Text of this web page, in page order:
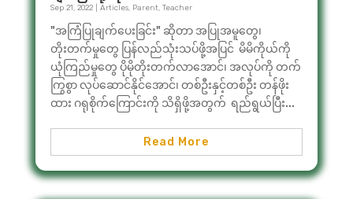
Sep 21, 2022| Articles, Parent, Teacher
"အကြံပြုချက်ပေးခြင်း" ဆိုတာ အပြုအမူတွေ၊
တိုးတက်မှုတွေ ပြန်လည်သုံးသပ်ဖို့အပြင် မိမိကိုယ်ကို
ယုံကြည်မှုတွေ ပိုမိုတိုးတက်လာအောင်၊ အလုပ်ကို တက်
ကြွစွာ လုပ်ဆောင်နိုင်အောင်၊ တစ်ဦးနှင့်တစ်ဦး တန်ဖိုး
ထား ဂရုစိုက်ကြောင်းကို သိရှိဖို့အတွက် ရည်ရွယ်ပြီး...
Read More